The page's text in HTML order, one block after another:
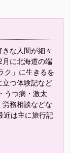
な人間が細々
に北海道の端
ク」に生きるを
立つ体験記など
うつ病・激太
労務相談などな
近は主に旅行記